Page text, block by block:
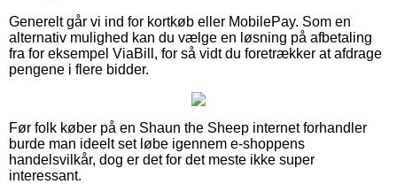
Generelt går vi ind for kortkøb eller MobilePay. Som en
alternativ mulighed kan du vælge en løsning på afbetaling
fra for eksempel ViaBill, for så vidt du foretrækker at afdrage
pengene i flere bidder.
Før folk køber på en Shaun the Sheep internet forhandler
burde man ideelt set løbe igennem e-shoppens
handelsvilkår, dog er det for det meste ikke super
interessant.